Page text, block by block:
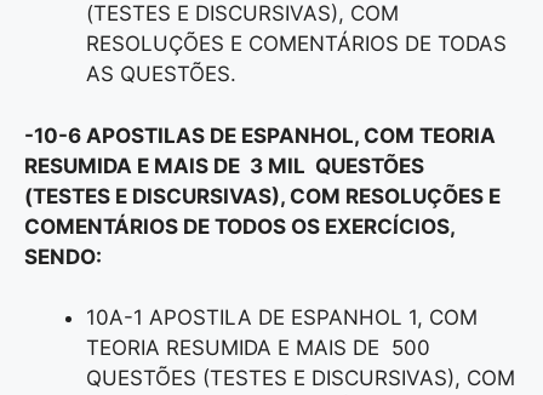
(TESTES E DISCURSIVAS), COM
RESOLUÇÕES E COMENTÁRIOS DE TODAS
AS QUESTÕES.
-10-6 APOSTILAS DE ESPANHOL, COM TEORIA
RESUMIDA E MAIS DE 3 MIL QUESTÕES
(TESTES E DISCURSIVAS), COM RESOLUÇÕES E
COMENTÁRIOS DE TODOS OS EXERCÍCIOS,
SENDO:
10A-1 APOSTILA DE ESPANHOL 1, COM
TEORIA RESUMIDA E MAIS DE 500
QUESTÕES (TESTES E DISCURSIVAS), COM